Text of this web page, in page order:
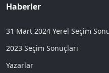
Haberler
31 Mart 2024 Yerel Seçim
2023 Seçim Sonuçları
Yazarlar